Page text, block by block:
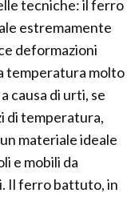
tecniche: il ferro
estremamente
deformazioni
temperatura molto
causa di urti, se
di temperatura,
materiale ideale
e mobili da
Il ferro battuto, in